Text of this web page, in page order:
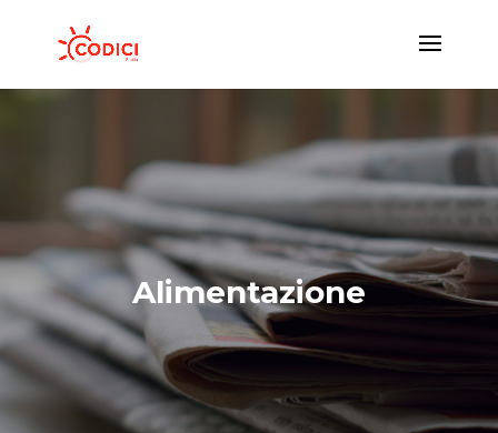
Alimentazione